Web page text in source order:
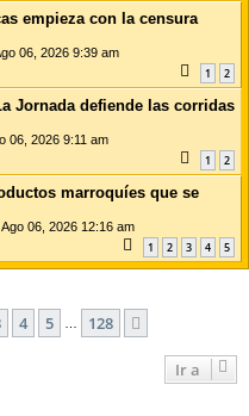
empieza con la censura
06, 2026 9:39 am
1 2
Jornada defiende las corridas
06, 2026 9:11 am
1 2
marroquíes que se
06, 2026 12:16 am
1 2 3 4 5
128
4 5 128
Ir a